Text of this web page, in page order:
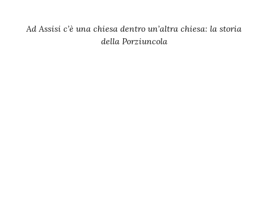
Ad Assisi c’è una chiesa dentro un’altra chiesa: la storia
della Porziuncola